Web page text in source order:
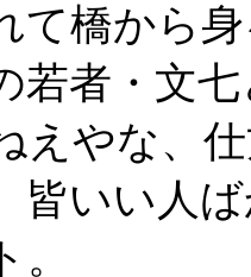
て橋から
若者・文
えやな、
皆いい人